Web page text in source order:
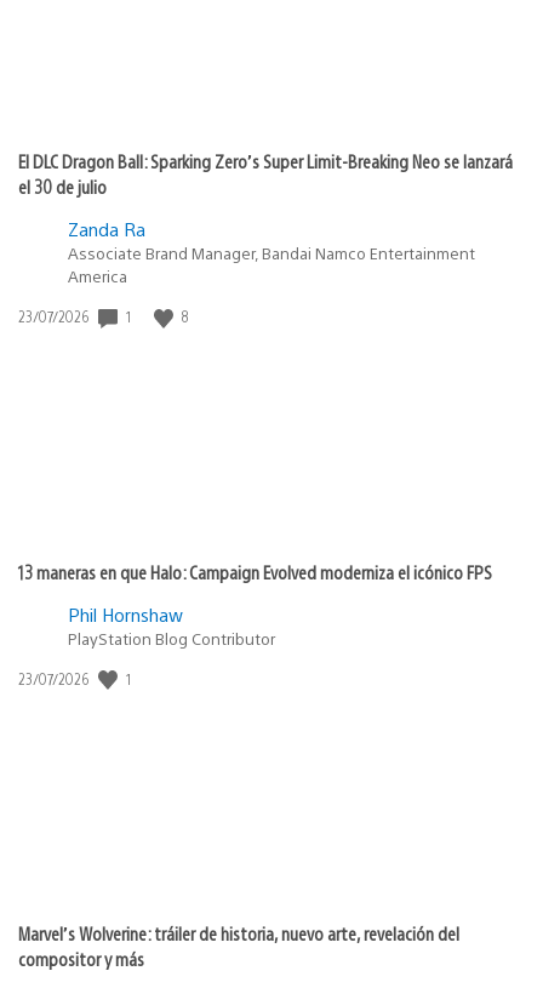
El DLC Dragon Ball: Sparking Zero’s Super Limit-Breaking Neo se lanzará
el 30 de julio
Zanda Ra
Associate Brand Manager, Bandai Namco Entertainment
America
Fecha
23/07/2026 1 8
13 maneras en que Halo: Campaign Evolved moderniza el icónico FPS
Phil Hornshaw
PlayStation Blog Contributor
Fecha
23/07/2026 1
Marvel’s Wolverine: tráiler de historia, nuevo arte, revelación del
compositor y más